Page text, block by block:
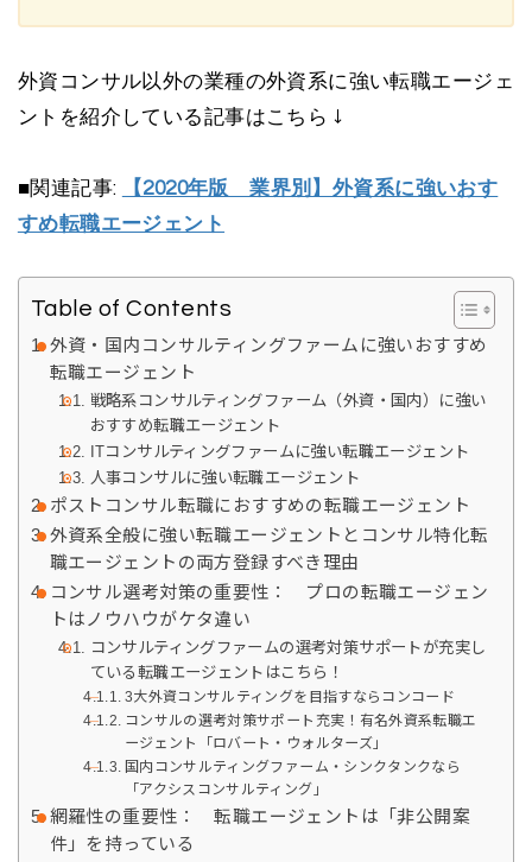
外資コンサル以外の業種の外資系に強い転職エージェ
ントを紹介している記事はこちら ↓
■関連記事:
【2020年版 業界別】外資系に強いおす
すめ転職エージェント
Table of Contents
外資・国内コンサルティングファームに強いおすすめ
転職エージェント
戦略系コンサルティングファーム（外資・国内）に強い
おすすめ転職エージェント
ITコンサルティングファームに強い転職エージェント
人事コンサルに強い転職エージェント
ポストコンサル転職におすすめの転職エージェント
外資系全般に強い転職エージェントとコンサル特化転
職エージェントの両方登録すべき理由
コンサル選考対策の重要性： プロの転職エージェン
トはノウハウがケタ違い
コンサルティングファームの選考対策サポートが充実し
ている転職エージェントはこちら！
3大外資コンサルティングを目指すならコンコード
コンサルの選考対策サポート充実！有名外資系転職エ
ージェント「ロバート・ウォルターズ」
国内コンサルティングファーム・シンクタンクなら
「アクシスコンサルティング」
網羅性の重要性： 転職エージェントは「非公開案
件」を持っている